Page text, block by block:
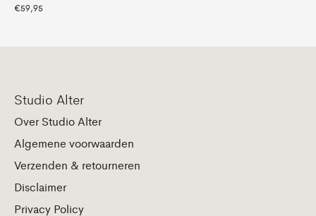
€59,95
Studio Alter
Over Studio Alter
Algemene voorwaarden
Verzenden & retourneren
Disclaimer
Privacy Policy